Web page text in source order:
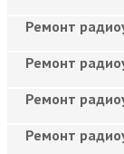
Ремонт
Ремонт
Ремонт
Ремонт